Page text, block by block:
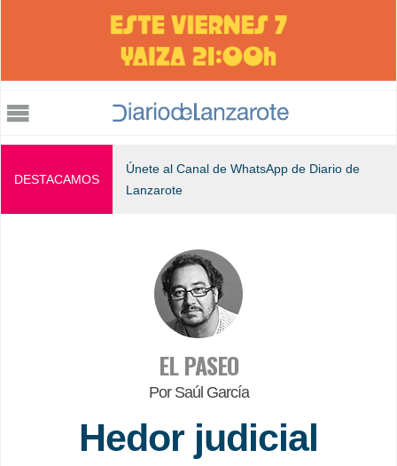
Jump to navigation
DESTACAMOS
Únete al Canal de WhatsApp de Diario de
Lanzarote
EL PASEO
Por Saúl García
Hedor judicial